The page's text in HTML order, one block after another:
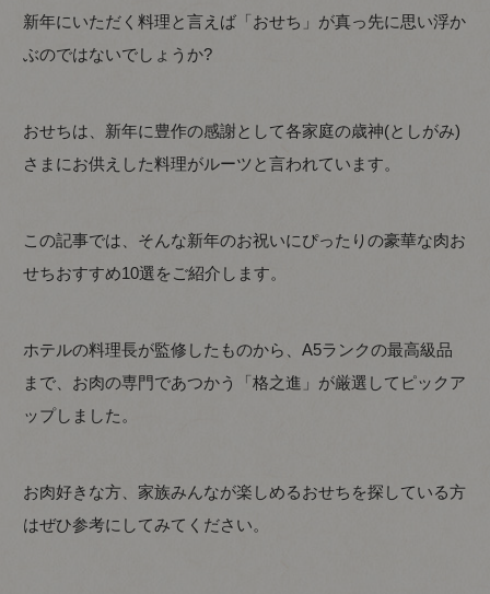
新年にいただく料理と言えば「おせち」が真っ先に思い浮か
ぶのではないでしょうか?
おせちは、新年に豊作の感謝として各家庭の歳神(としがみ)
さまにお供えした料理がルーツと言われています。
この記事では、そんな新年のお祝いにぴったりの豪華な肉お
せちおすすめ10選をご紹介します。
ホテルの料理長が監修したものから、A5ランクの最高級品
まで、お肉の専門であつかう「格之進」が厳選してピックア
ップしました。
お肉好きな方、家族みんなが楽しめるおせちを探している方
はぜひ参考にしてみてください。